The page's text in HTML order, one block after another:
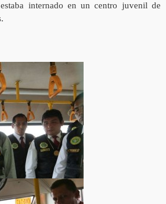
internado en un centro juvenil de